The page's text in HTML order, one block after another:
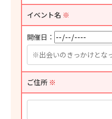
イベント名 ※
開催日：
ご住所 ※